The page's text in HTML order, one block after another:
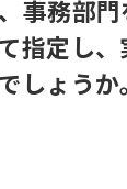
事務部
指定し
しょうか。